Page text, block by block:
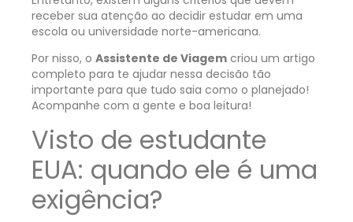
receber sua atenção ao decidir estudar em uma
escola ou universidade norte-americana.
Por nisso, o Assistente de Viagem criou um artigo
completo para te ajudar nessa decisão tão
importante para que tudo saia como o planejado!
Acompanhe com a gente e boa leitura!
Visto de estudante
EUA: quando ele é uma
exigência?